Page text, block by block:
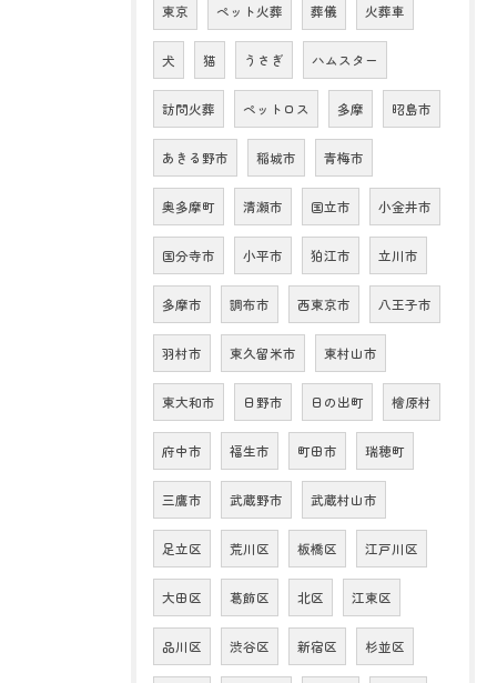
東京 ペット火葬 葬儀 火葬車
犬 猫 うさぎ ハムスター
訪問火葬 ペットロス 多摩 昭島市
あきる野市 稲城市 青梅市
奥多摩町 清瀬市 国立市 小金井市
国分寺市 小平市 狛江市 立川市
多摩市 調布市 西東京市 八王子市
羽村市 東久留米市 東村山市
東大和市 日野市 日の出町 檜原村
府中市 福生市 町田市 瑞穂町
三鷹市 武蔵野市 武蔵村山市
足立区 荒川区 板橋区 江戸川区
大田区 葛飾区 北区 江東区
品川区 渋谷区 新宿区 杉並区